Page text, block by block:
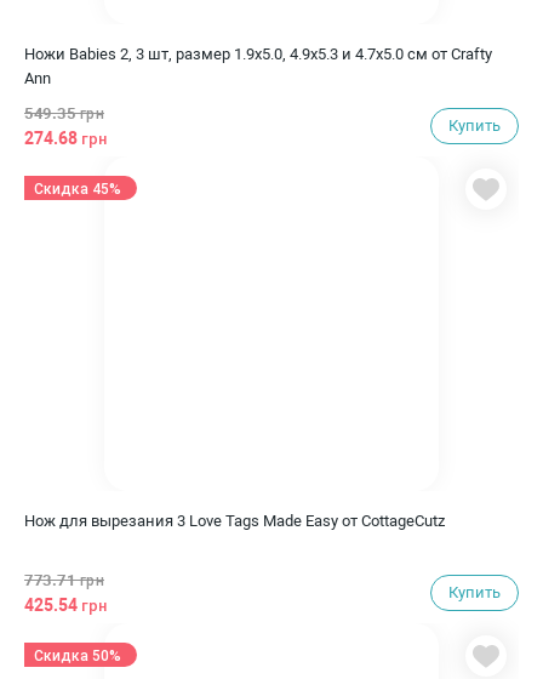
Ножи Babies 2, 3 шт, размер 1.9х5.0, 4.9х5.3 и 4.7х5.0 см от Crafty
Ann
549.35грн
274.68 грн
Купить
Нож для вырезания 3 Love Tags Made Easy от CottageCutz
773.71грн
425.54 грн
Купить
Скидка 45%
Скидка 50%